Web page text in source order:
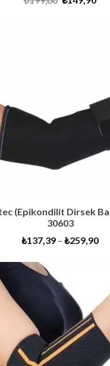
(Epikondilit Dirsek
30603
₺137,39 – ₺259,90